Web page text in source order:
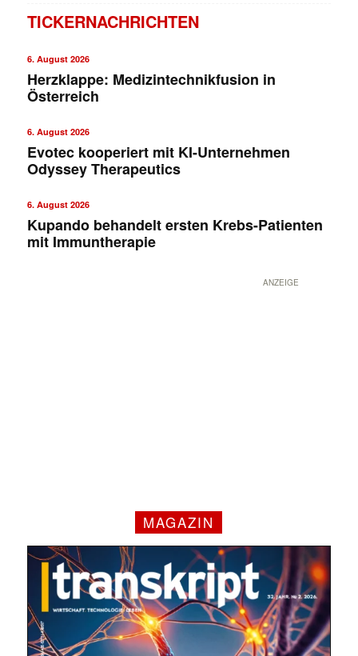
TICKERNACHRICHTEN
6. August 2026
Herzklappe: Medizintechnikfusion in
Österreich
6. August 2026
Evotec kooperiert mit KI-Unternehmen
Odyssey Therapeutics
6. August 2026
Kupando behandelt ersten Krebs-Patienten
mit Immuntherapie
ANZEIGE
MAGAZIN